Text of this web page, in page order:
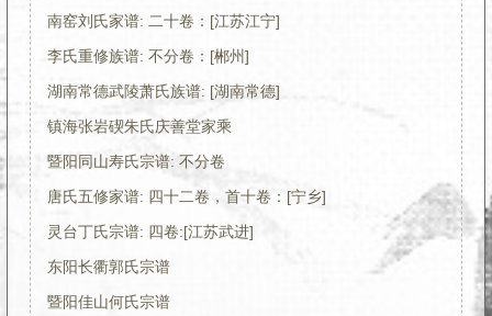
南窑刘氏家谱: 二十卷：[江苏江宁]
李氏重修族谱: 不分卷：[郴州]
湖南常德武陵萧氏族谱: [湖南常德]
镇海张岩碶朱氏庆善堂家乘
暨阳同山寿氏宗谱: 不分卷
唐氏五修家谱: 四十二卷，首十卷：[宁乡]
灵台丁氏宗谱: 四卷:[江苏武进]
东阳长衢郭氏宗谱
暨阳佳山何氏宗谱